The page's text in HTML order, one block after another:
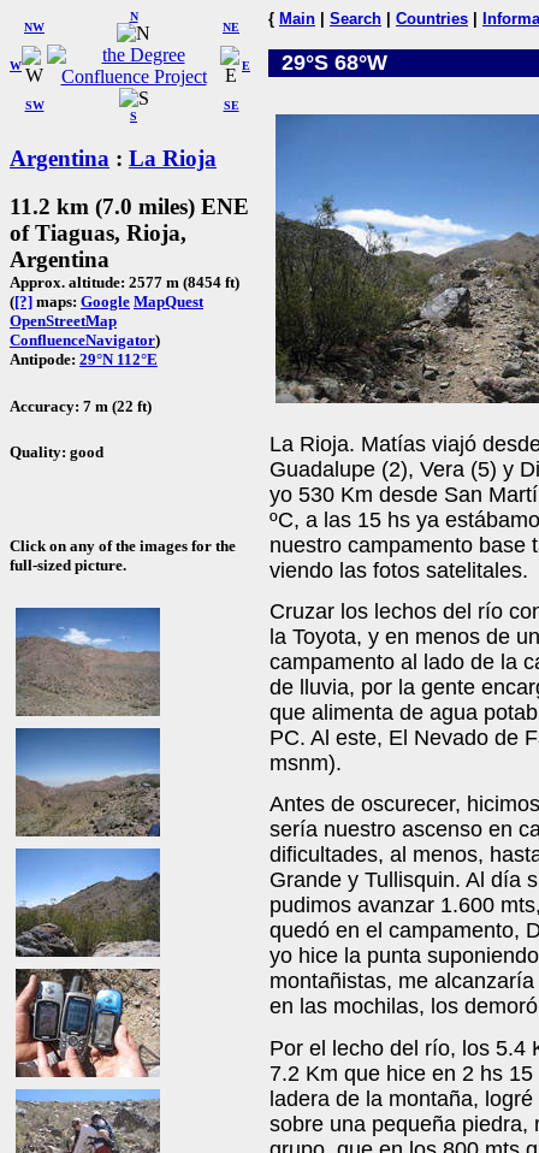
W
NW
N
NE
SW
S
SE
E
Argentina : La Rioja
11.2 km (7.0 miles) ENE
of Tiaguas, Rioja,
Argentina
Approx. altitude: 2577 m (8454 ft)
([?] maps: Google MapQuest
OpenStreetMap
ConfluenceNavigator)
Antipode: 29°N 112°E
Accuracy: 7 m (22 ft)
Quality: good
Click on any of the images for the
full-sized picture.
{ Main Search Countries
29°S 68°W
La Rioja. Matías viajó
Guadalupe (2), Vera (5) y
yo 530 Km desde San
ºC, a las 15 hs ya
nuestro campamento base
viendo las fotos satelitales.
Cruzar los lechos del río
la Toyota, y en menos de
campamento al lado de la
de lluvia, por la gente
que alimenta de agua
PC. Al este, El Nevado de
msnm).
Antes de oscurecer,
sería nuestro ascenso en
dificultades, al menos,
Grande y Tullisquin. Al día
pudimos avanzar 1.600
quedó en el campamento,
yo hice la punta
montañistas, me
en las mochilas, los
Por el lecho del río, los 5.4
7.2 Km que hice en 2 hs
ladera de la montaña,
sobre una pequeña piedra,